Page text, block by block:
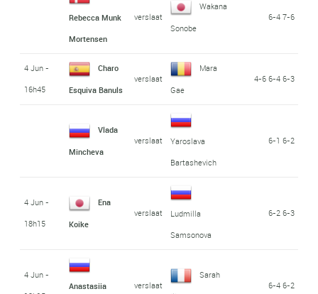
Rebecca Munk
Mortensen
verslaat
Wakana
Sonobe
6-4 7-6
4 Jun -
16h45
Charo
Esquiva Banuls
verslaat
Mara
Gae
4-6 6-4 6-3
Vlada
Mincheva
verslaat
Yaroslava
Bartashevich
6-1 6-2
4 Jun -
18h15
Ena
Koike
verslaat
Ludmilla
Samsonova
6-2 6-3
4 Jun -
Anastasiia
verslaat
Sarah
6-4 6-2